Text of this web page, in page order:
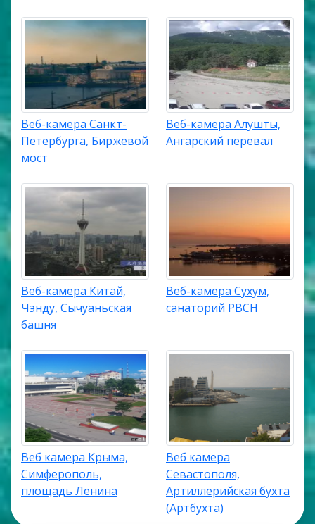
Веб-камера Санкт-
Петербурга, Биржевой
мост
Веб-камера Алушты,
Ангарский перевал
Веб-камера Китай,
Чэнду, Сычуаньская
башня
Веб-камера Сухум,
санаторий РВСН
Веб камера Крыма,
Симферополь,
площадь Ленина
Веб камера
Севастополя,
Артиллерийская бухта
(Артбухта)